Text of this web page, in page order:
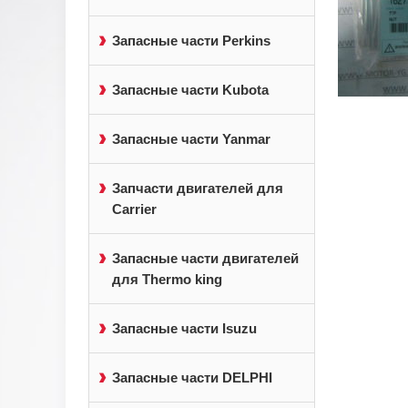
Запасные части Perkins
Запасные части Kubota
Запасные части Yanmar
Запчасти двигателей для
Carrier
Запасные части двигателей
для Thermo king
Запасные части Isuzu
Запасные части DELPHI